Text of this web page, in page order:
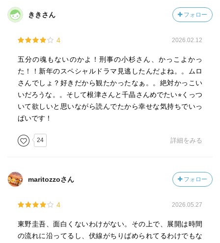
ききさん フォロー
4 2026.02.12
五分の魂もないのかよ！刑事の小杉さん、かっこよかっ
た！！新年のスペシャルドラマ見逃したんだよね。。ムロ
さんでしょ？好きだから観たかったなぁ。。絶対かっこい
いだろうな。。そして根津さんと千晶さんめでたい⭐︎くっつ
いて欲しいと思いながら読んでたから幸せな気持ちでいっ
ぱいです！
24 詳細をみる
maritozzoさん フォロー
4 2026.05.27
東野圭吾、面白くないわけがない。その上で、展開は時間
の流れに沿ってるし、伏線がちりばめられてるわけでもな